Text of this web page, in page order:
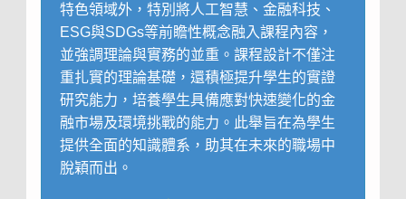
特色領域外，特別將人工智慧、金融科技、
ESG與SDGs等前瞻性概念融入課程內容，
並強調理論與實務的並重。課程設計不僅注
重扎實的理論基礎，還積極提升學生的實證
研究能力，培養學生具備應對快速變化的金
融市場及環境挑戰的能力。此舉旨在為學生
提供全面的知識體系，助其在未來的職場中
脫穎而出。